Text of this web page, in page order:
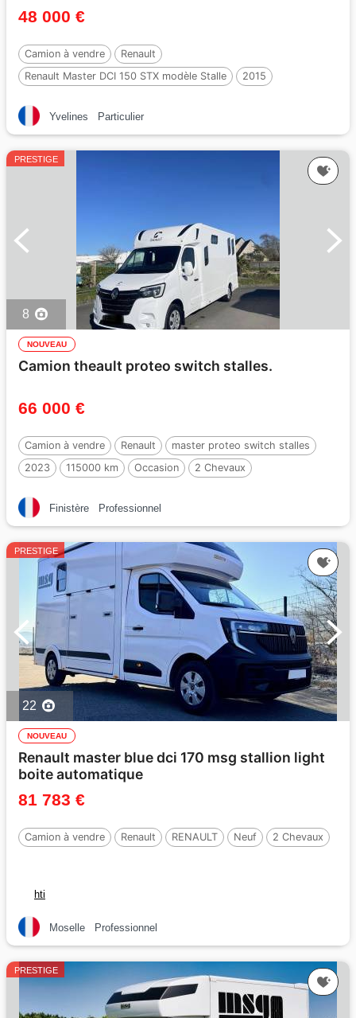
48 000 €
Camion à vendre
Renault
Renault Master DCI 150 STX modèle Stalle
2015
Yvelines
Particulier
PRESTIGE
8
NOUVEAU
Camion theault proteo switch stalles.
66 000 €
Camion à vendre Renault
master proteo switch stalles
2023
115000 km Occasion 2 Chevaux
Finistère Professionnel
PRESTIGE
22
NOUVEAU
Renault master blue dci 170 msg stallion light
boite automatique
81 783 €
Camion à vendre Renault RENAULT Neuf 2 Chevaux
hti
Moselle Professionnel
PRESTIGE